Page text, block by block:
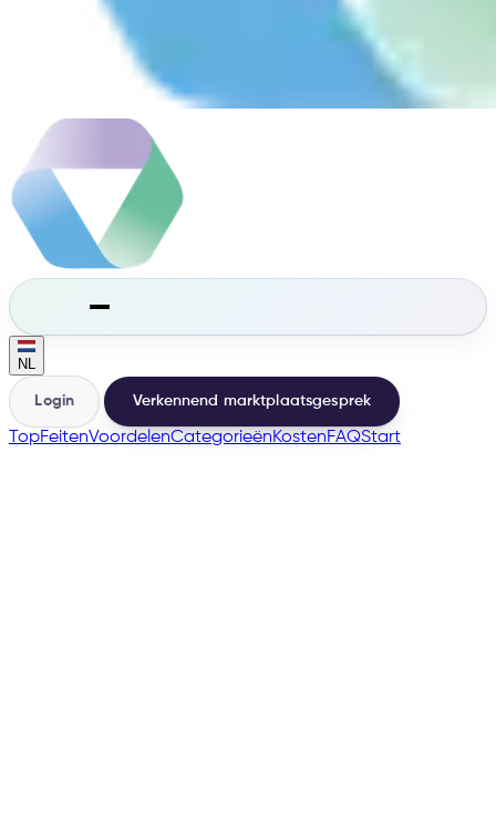
NL
Login Verkennend marktplaatsgesprek
TopFeitenVoordelenCategorieënKostenFAQStart